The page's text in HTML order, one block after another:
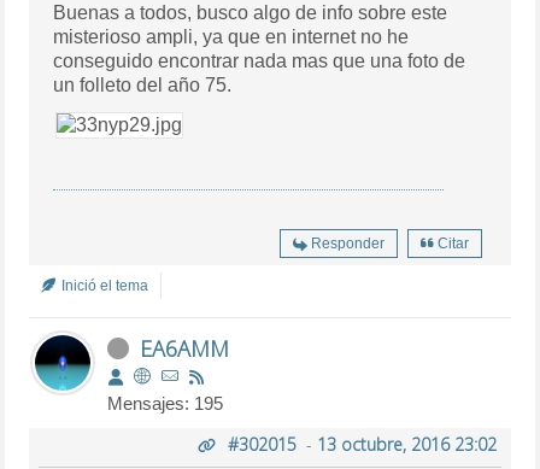
Buenas a todos, busco algo de info sobre este
misterioso ampli, ya que en internet no he
conseguido encontrar nada mas que una foto de
un folleto del año 75.
Responder Citar
Inició el tema
EA6AMM
Mensajes: 195
#302015- 13 octubre, 2016 23:02